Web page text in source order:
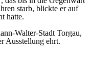
starb, blickte er auf
hatte.
Walter-Stadt Torgau,
Ausstellung ehrt.